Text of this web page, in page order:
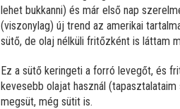
lehet bukkanni) és már első nap
(viszonylag) új trend az amerikai
sütő, de olaj nélküli fritőzként is láttam
Ez a sütő keringeti a forró levegőt, és
kevesebb olajat használ
megsüt, még sütit is.